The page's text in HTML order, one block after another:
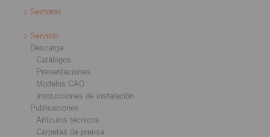
Sectores
Servicio
Descarga
Catálogos
Presentaciones
Modelos CAD
Instrucciones de instalación
Publicaciones
Artículos técnicos
Carpetas de prensa